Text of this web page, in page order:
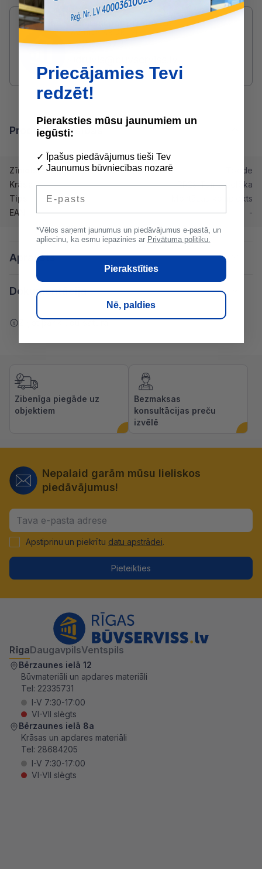
Radušies jautājumi par produktu?
SAZINIES AR DRUVIS:
2233 5731
Produkta īpašības
Zīmols
Toode
Krāsa
RR23/Tumši pelēka
Tips
Montāžas komplekts
EAN
-
Apraksts
Dokumentācija
Ziņot par kļūdu saturā
Zibenīga piegāde uz
objektiem
Bezmaksas
konsultācijas preču
izvēlē
Nepalaid garām mūsu lieliskos
piedāvājumus!
Apstiprinu un piekrītu datu apstrādei.
Pieteikties
RīgaDaugavpilsVentspils
Bērzaunes ielā 12
Būvmateriāli un apdares materiāli
Tel: 22335731
I-V 7:30-17:00
VI-VII slēgts
Bērzaunes ielā 8a
Krāsas un apdares materiāli
Tel: 28684205
I-V 7:30-17:00
VI-VII slēgts
Priecājamies Tevi
redzēt!
Pieraksties mūsu jaunumiem un
iegūsti:
✓ Īpašus piedāvājumus tieši Tev
✓ Jaunumus būvniecības nozarē
*Vēlos saņemt jaunumus un piedāvājumus e-pastā, un
apliecinu, ka esmu iepazinies ar Privātuma politiku.
Pierakstīties
Nē, paldies